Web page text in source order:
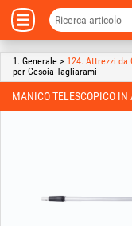
1. Generale > 124. Attrezzi da
per Cesoia Tagliarami
MANICO TELESCOPICO